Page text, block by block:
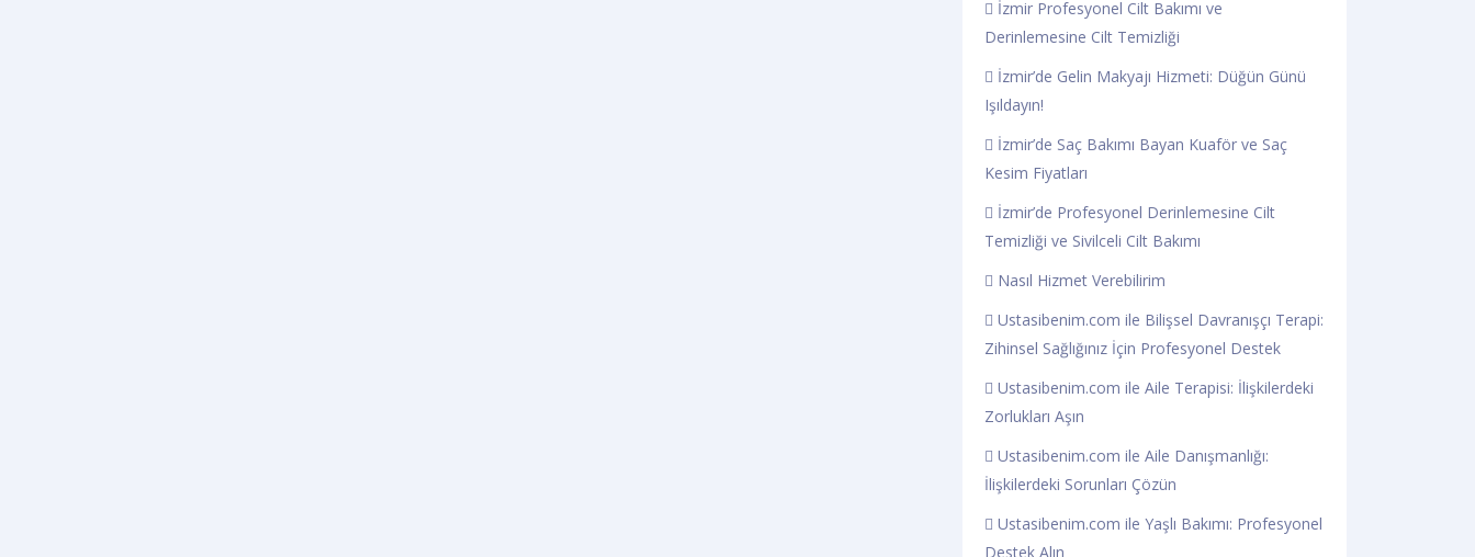
İzmir Profesyonel Cilt Bakımı ve
Derinlemesine Cilt Temizliği
İzmir’de Gelin Makyajı Hizmeti: Düğün Günü
Işıldayın!
İzmir’de Saç Bakımı Bayan Kuaför ve Saç
Kesim Fiyatları
İzmir’de Profesyonel Derinlemesine Cilt
Temizliği ve Sivilceli Cilt Bakımı
Nasıl Hizmet Verebilirim
Ustasibenim.com ile Bilişsel Davranışçı Terapi:
Zihinsel Sağlığınız İçin Profesyonel Destek
Ustasibenim.com ile Aile Terapisi: İlişkilerdeki
Zorlukları Aşın
Ustasibenim.com ile Aile Danışmanlığı:
İlişkilerdeki Sorunları Çözün
Ustasibenim.com ile Yaşlı Bakımı: Profesyonel
Destek Alın